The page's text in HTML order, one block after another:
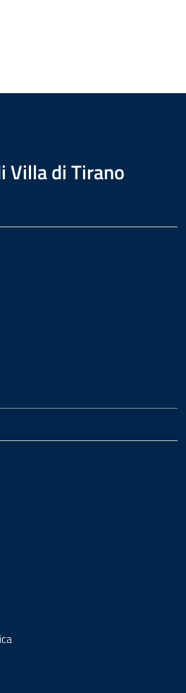
Villa di Tirano